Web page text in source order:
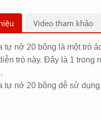
Video tham khảo
tự nở 20 bông là một trò
trò này. Đây là 1 trong
tự nở 20 bông dễ sử